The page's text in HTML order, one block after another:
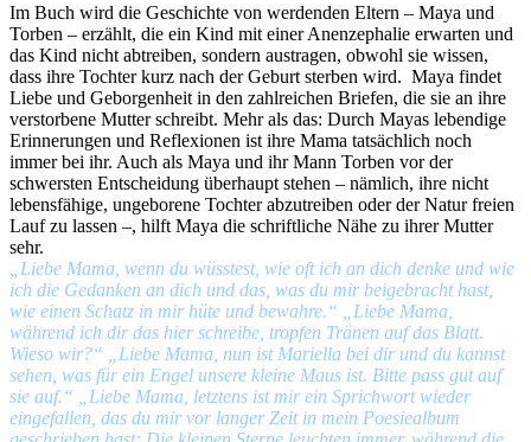
Im Buch wird die Geschichte von werdenden Eltern – Maya und
Torben – erzählt, die ein Kind mit einer Anenzephalie erwarten und
das Kind nicht abtreiben, sondern austragen, obwohl sie wissen,
dass ihre Tochter kurz nach der Geburt sterben wird. Maya findet
Liebe und Geborgenheit in den zahlreichen Briefen, die sie an ihre
verstorbene Mutter schreibt. Mehr als das: Durch Mayas lebendige
Erinnerungen und Reflexionen ist ihre Mama tatsächlich noch
immer bei ihr. Auch als Maya und ihr Mann Torben vor der
schwersten Entscheidung überhaupt stehen – nämlich, ihre nicht
lebensfähige, ungeborene Tochter abzutreiben oder der Natur freien
Lauf zu lassen –, hilft Maya die schriftliche Nähe zu ihrer Mutter
sehr.
„Liebe Mama, wenn du wüsstest, wie oft ich an dich denke und wie
ich die Gedanken an dich und das, was du mir beigebracht hast,
wie einen Schatz in mir hüte und bewahre.“
„Liebe Mama,
während ich dir das hier schreibe, tropfen Tränen auf das Blatt.
Wieso wir?“ „Liebe Mama, nun ist Mariella bei dir und du kannst
sehen, was für ein Engel unsere kleine Maus ist. Bitte pass gut auf
sie auf.“ „Liebe Mama, letztens ist mir ein Sprichwort wieder
eingefallen, das du mir vor langer Zeit in mein Poesiealbum